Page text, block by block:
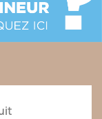
module